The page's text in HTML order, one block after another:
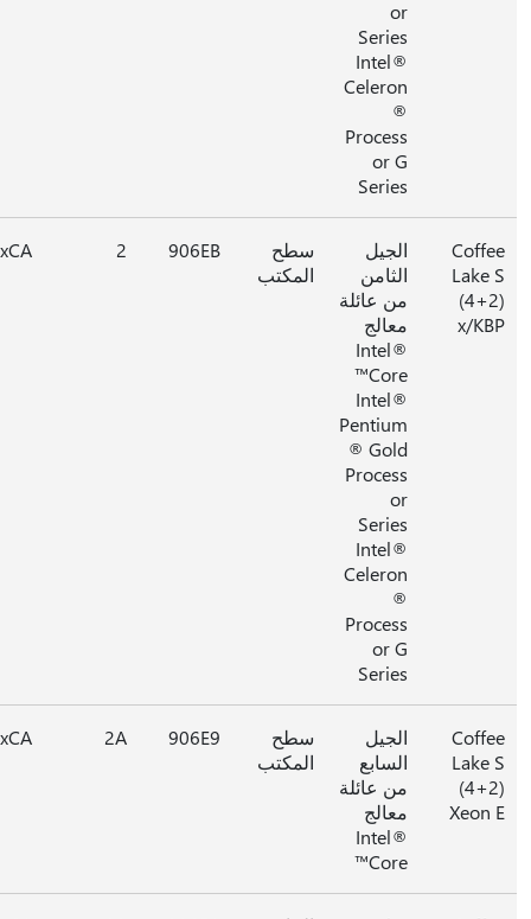
Series
Intel®
Celeron
Process
Series
x/
الجيل
الثامن
من عائلة
معالج
Intel®
Intel®
Pentium
® Gold
Process
Series
Intel®
Celeron
Process
Series
سطح
المكتب
906EB
0xCA
الجيل
السابع
من عائلة
معالج
Intel®
سطح
المكتب
906E9
0xCA